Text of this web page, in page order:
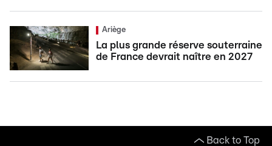
Ariège
La plus grande réserve souterraine
de France devrait naître en 2027
Back to Top